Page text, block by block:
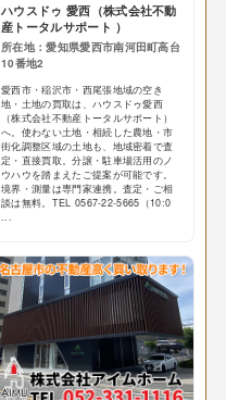
ハウスドゥ 愛西（株式会社不動
産トータルサポート ）
所在地：愛知県愛西市南河田町高台
10番地2
愛西市・稲沢市・西尾張地域の空き
地・土地の買取は、ハウスドゥ愛西
（株式会社不動産トータルサポート）
へ。使わない土地・相続した農地・市
街化調整区域の土地も、地域密着で査
定・直接買取。分譲・駐車場活用のノ
ウハウを踏まえたご提案が可能です。
境界・測量は専門家連携。査定・ご相
談は無料。TEL 0567-22-5665（10:0
...